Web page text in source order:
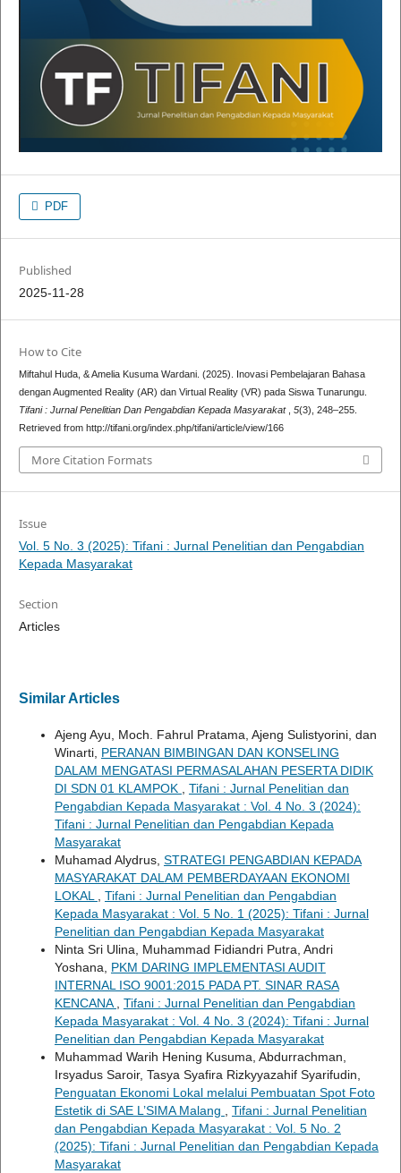
PDF
Published
2025-11-28
How to Cite
Miftahul Huda, & Amelia Kusuma Wardani. (2025). Inovasi Pembelajaran Bahasa
dengan Augmented Reality (AR) dan Virtual Reality (VR) pada Siswa Tunarungu.
Tifani : Jurnal Penelitian Dan Pengabdian Kepada Masyarakat
5(3), 248–255.
Retrieved from http://tifani.org/index.php/tifani/article/view/166
More Citation Formats
Issue
Vol. 5 No. 3 (2025): Tifani : Jurnal Penelitian dan Pengabdian
Kepada Masyarakat
Section
Articles
Similar Articles
Ajeng Ayu, Moch. Fahrul Pratama, Ajeng Sulistyorini, dan
Winarti, PERANAN BIMBINGAN DAN KONSELING
DALAM MENGATASI PERMASALAHAN PESERTA DIDIK
DI SDN 01 KLAMPOK
Tifani : Jurnal Penelitian dan
Pengabdian Kepada Masyarakat : Vol. 4 No. 3 (2024):
Tifani : Jurnal Penelitian dan Pengabdian Kepada
Masyarakat
Muhamad Alydrus, STRATEGI PENGABDIAN KEPADA
MASYARAKAT DALAM PEMBERDAYAAN EKONOMI
LOKAL
Tifani : Jurnal Penelitian dan Pengabdian
Kepada Masyarakat : Vol. 5 No. 1 (2025): Tifani : Jurnal
Penelitian dan Pengabdian Kepada Masyarakat
Ninta Sri Ulina, Muhammad Fidiandri Putra, Andri
Yoshana, PKM DARING IMPLEMENTASI AUDIT
INTERNAL ISO 9001:2015 PADA PT. SINAR RASA
KENCANA
Tifani : Jurnal Penelitian dan Pengabdian
Kepada Masyarakat : Vol. 4 No. 3 (2024): Tifani : Jurnal
Penelitian dan Pengabdian Kepada Masyarakat
Muhammad Warih Hening Kusuma, Abdurrachman,
Irsyadus Saroir, Tasya Syafira Rizkyyazahif Syarifudin,
Penguatan Ekonomi Lokal melalui Pembuatan Spot Foto
Estetik di SAE L’SIMA Malang
Tifani : Jurnal Penelitian
dan Pengabdian Kepada Masyarakat : Vol. 5 No. 2
(2025): Tifani : Jurnal Penelitian dan Pengabdian Kepada
Masyarakat